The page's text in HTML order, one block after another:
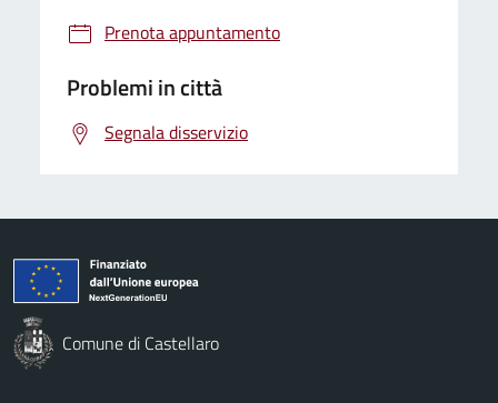
Prenota appuntamento
Problemi in città
Segnala disservizio
Comune di Castellaro